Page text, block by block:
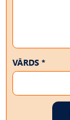
VĀRDS *